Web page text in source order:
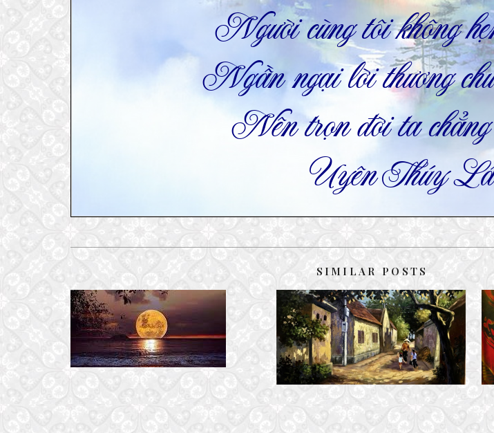
SIMILAR POSTS
LẠC DẤU CHÂN TÌM
29 October, 2016 CHIẾC BÓNG – NGÀY VỀ
12 February, 2024